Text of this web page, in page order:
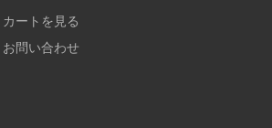
カートを見る
お問い合わせ